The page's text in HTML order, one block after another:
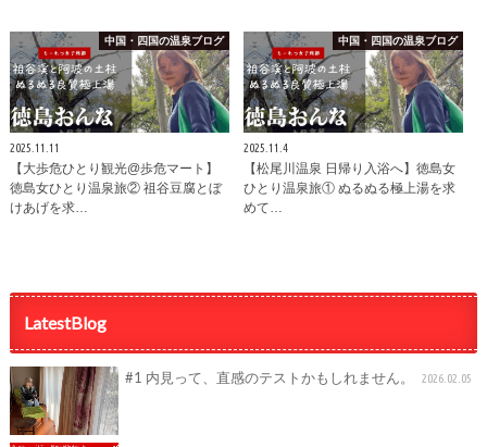
中国・四国の温泉ブログ
2025.11.11
【大歩危ひとり観光@歩危マート】
徳島女ひとり温泉旅② 祖谷豆腐とぼ
けあげを求…
中国・四国の温泉ブログ
2025.11.4
【松尾川温泉 日帰り入浴へ】徳島女
ひとり温泉旅① ぬるぬる極上湯を求
めて…
LatestBlog
#1 内見って、直感のテストかもしれません。 2026.02.05